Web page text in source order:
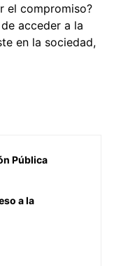
el compromiso?
acceder a la
en la sociedad,
Pública
a la